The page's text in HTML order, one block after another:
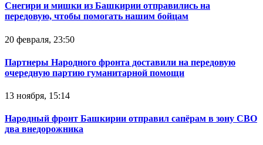
Снегири и мишки из Башкирии отправились на
передовую, чтобы помогать нашим бойцам
20 февраля, 23:50
Партнеры Народного фронта доставили на передовую
очередную партию гуманитарной помощи
13 ноября, 15:14
Народный фронт Башкирии отправил сапёрам в зону СВО
два внедорожника